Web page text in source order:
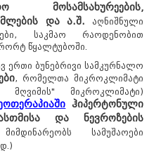
მოსამსახურეების,
და ა.შ. აღნიშნული
საკმაო რაოდენობით
წყალტუბოში.
ერთი ბუნებრივი სამკურნალო
, რომელთა მიკროკლიმატი
მიკროკლიმატი)
ში ჰიპერტონული
და ნევროზების
სამუშაოები